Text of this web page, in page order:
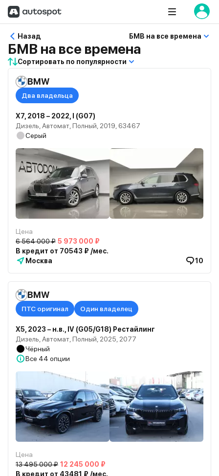
Назад БМВ на все времена
БМВ на все времена
Сортировать по популярности
BMW
Два владельца
X7, 2018 – 2022, I (G07)
Дизель, Автомат, Полный, 2019, 63467
Серый
Цена
6 564 000 ₽ 5 973 000 ₽
В кредит от 70543 ₽ /мес.
Москва
10
BMW
ПТС оригинал Один владелец
X5, 2023 – н.в., IV (G05/G18) Рестайлинг
Дизель, Автомат, Полный, 2025, 2077
Чёрный
Все 44 опции
Цена
13 495 000 ₽ 12 245 000 ₽
В кредит от 43481 ₽ /мес.